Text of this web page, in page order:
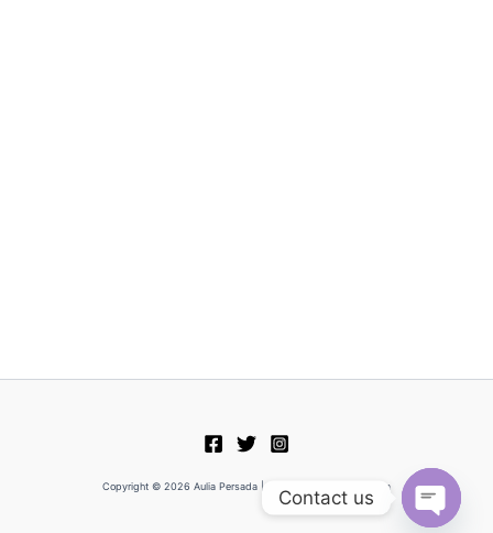
Copyright © 2026 Aulia Persada | Powered by Aulia Persada
Contact us